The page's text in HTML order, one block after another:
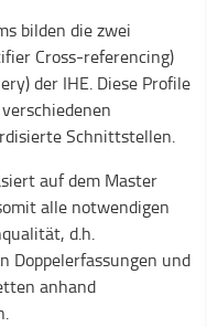
bilden die zwei
Cross-referencing)
der IHE. Diese Profile
Schnittstellen.
auf dem Master
alle notwendigen
d.h.
Doppelerfassungen und
anhand